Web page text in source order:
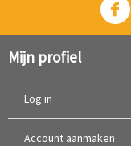
Mijn profiel
Log in
Account aanmaken